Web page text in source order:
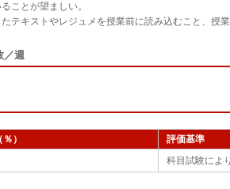
ことが望ましい。
テキストやレジュメを授業前に読み込むこと、授
／週
）
評価基準
科目試験によ